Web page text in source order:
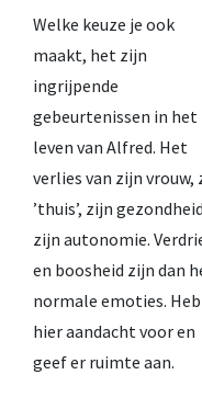
Welke keuze je ook
maakt, het zijn
ingrijpende
gebeurtenissen in het
leven van Alfred. Het
verlies van zijn vrouw,
’thuis’, zijn
zijn autonomie.
en boosheid zijn dan
normale emoties. Heb
hier aandacht voor en
geef er ruimte aan.